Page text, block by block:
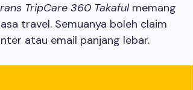
TripCare 360 Takafulmemang
travel. Semuanya boleh claim
atau email panjang lebar.